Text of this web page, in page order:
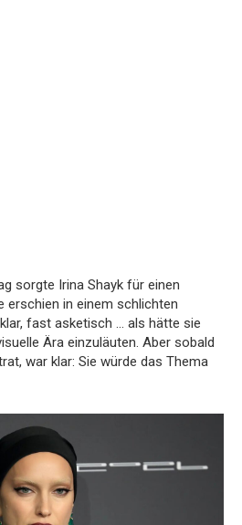
sorgte Irina Shayk für einen
erschien in einem schlichten
fast asketisch … als hätte sie
Ära einzuläuten. Aber sobald
war klar: Sie würde das Thema